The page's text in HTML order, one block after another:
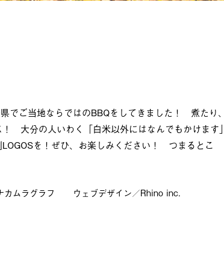
でご当地ならではのBBQをしてきました！ 煮たり、
大分の人いわく「白米以外にはなんでもかけます」
を！ぜひ、お楽しみください！ つまるとこ
カムラグラフ ウェブデザイン／Rhino inc.